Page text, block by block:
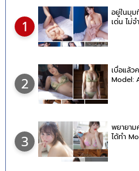
1
อยู่ในมุม
เด่น ไม่
2
เบื่อแล้ว
Model:
3
พยายา
ได้ทำ